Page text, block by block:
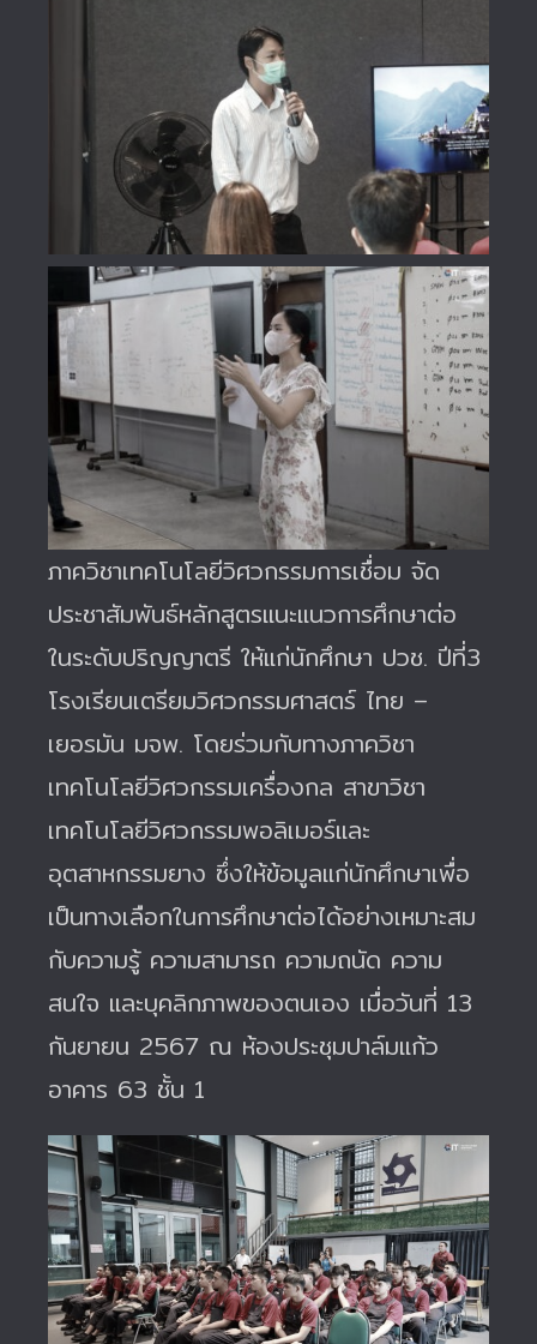
ภาควิชาเทคโนโลยีวิศวกรรมการเชื่อม จัด
ประชาสัมพันธ์หลักสูตรแนะแนวการศึกษาต่อ
ในระดับปริญญาตรี ให้แก่นักศึกษา ปวช. ปีที่3
โรงเรียนเตรียมวิศวกรรมศาสตร์ ไทย –
เยอรมัน มจพ. โดยร่วมกับทางภาควิชา
เทคโนโลยีวิศวกรรมเครื่องกล สาขาวิชา
เทคโนโลยีวิศวกรรมพอลิเมอร์และ
อุตสาหกรรมยาง ซึ่งให้ข้อมูลแก่นักศึกษาเพื่อ
เป็นทางเลือกในการศึกษาต่อได้อย่างเหมาะสม
กับความรู้ ความสามารถ ความถนัด ความ
สนใจ และบุคลิกภาพของตนเอง เมื่อวันที่ 13
กันยายน 2567 ณ ห้องประชุมปาล์มแก้ว
อาคาร 63 ชั้น 1